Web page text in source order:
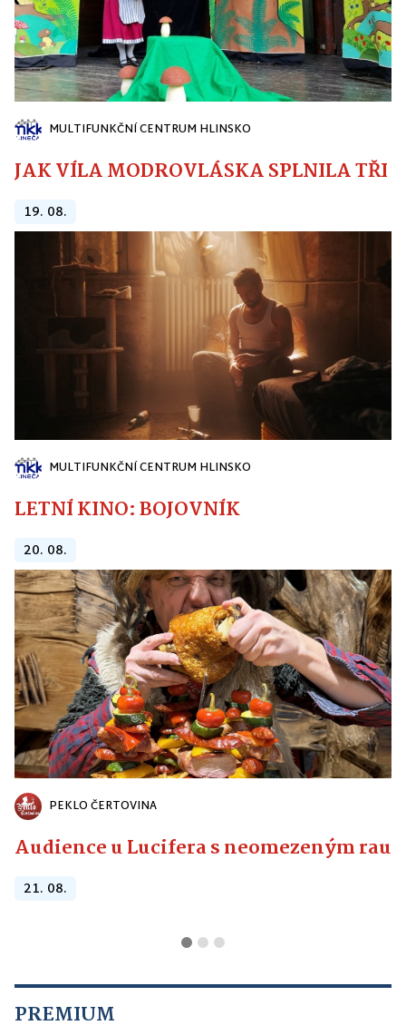
MULTIFUNKČNÍ CENTRUM HLINSKO
JAK VÍLA MODROVLÁSKA SPLNILA
19. 08.
MULTIFUNKČNÍ CENTRUM HLINSKO
LETNÍ KINO: BOJOVNÍK
20. 08.
PEKLO ČERTOVINA
Audience u Lucifera s neomezeným
21. 08.
PREMIUM